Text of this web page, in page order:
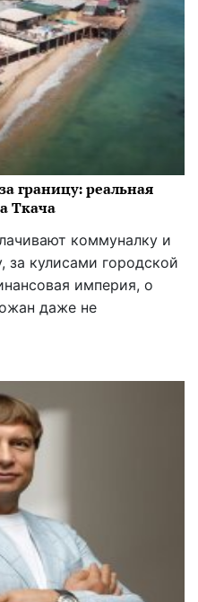
границу: реальная
Ткача
коммуналку и
за кулисами городской
империя, о
даже не